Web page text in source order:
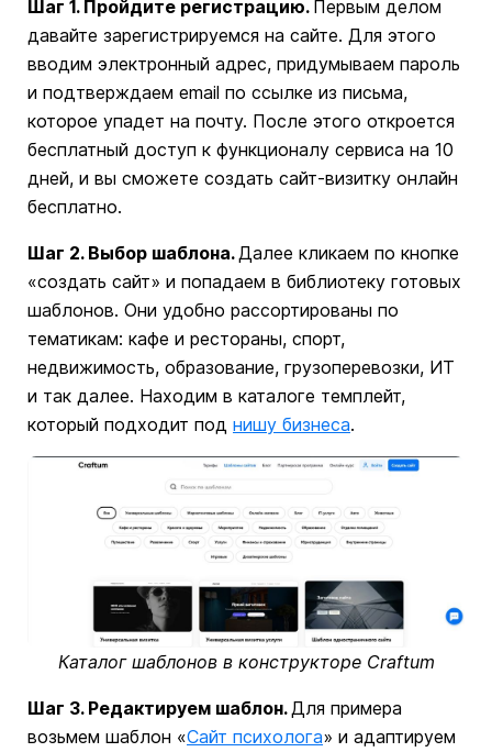
Шаг 1. Пройдите регистрацию. Первым делом
давайте зарегистрируемся на сайте. Для этого
вводим электронный адрес, придумываем пароль
и подтверждаем email по ссылке из письма,
которое упадет на почту. После этого откроется
бесплатный доступ к функционалу сервиса на 10
дней, и вы сможете создать сайт-визитку онлайн
бесплатно.
Шаг 2. Выбор шаблона. Далее кликаем по кнопке
«создать сайт» и попадаем в библиотеку готовых
шаблонов. Они удобно рассортированы по
тематикам: кафе и рестораны, спорт,
недвижимость, образование, грузоперевозки, ИТ
и так далее. Находим в каталоге темплейт,
который подходит под нишу бизнеса.
Каталог шаблонов в конструкторе Craftum
Шаг 3. Редактируем шаблон.Для примера
возьмем шаблон «Сайт психолога» и адаптируем